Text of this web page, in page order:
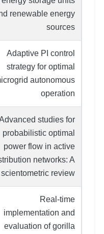
renewable energy
sources
Adaptive PI control
strategy for optimal
autonomous
operation
studies for
probabilistic optimal
power flow in active
networks: A
scientometric review
Real‐time
implementation and
evaluation of gorilla